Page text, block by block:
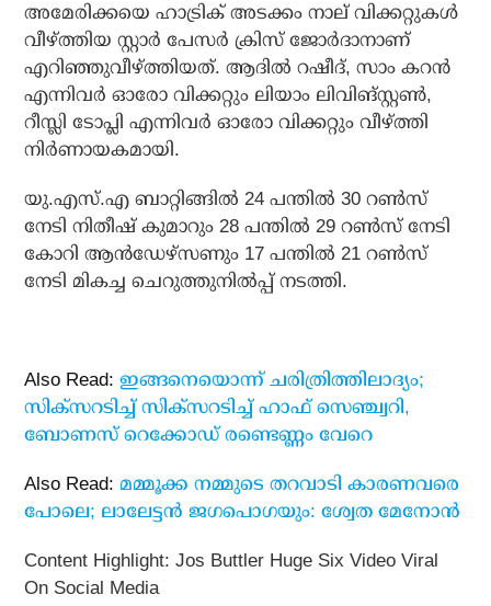
അമേരിക്കയെ ഹാട്രിക് അടക്കം നാല് വിക്കറ്റുകള്‍
വീഴ്ത്തിയ സ്റ്റാര്‍ പേസര്‍ ക്രിസ് ജോര്‍ദാനാണ്
എറിഞ്ഞുവീഴ്ത്തിയത്. ആദില്‍ റഷീദ്, സാം കറന്‍
എന്നിവര്‍ ഓരോ വിക്കറ്റും ലിയാം ലിവിങ്സ്റ്റണ്‍,
റീസ്ലി ടോപ്ലി എന്നിവര്‍ ഓരോ വിക്കറ്റും വീഴ്ത്തി
നിര്‍ണായകമായി.
യു.എസ്.എ ബാറ്റിങ്ങില്‍ 24 പന്തില്‍ 30 റണ്‍സ്
നേടി നിതീഷ് കുമാറും 28 പന്തില്‍ 29 റണ്‍സ് നേടി
കോറി ആന്‍ഡേഴ്‌സണും 17 പന്തില്‍ 21 റണ്‍സ്
നേടി മികച്ച ചെറുത്തുനില്‍പ്പ് നടത്തി.
Also Read:ഇങ്ങനെയൊന്ന് ചരിത്രിത്തിലാദ്യം;
സിക്‌സറടിച്ച് സിക്‌സറടിച്ച് ഹാഫ് സെഞ്ച്വറി,
ബോണസ് റെക്കോഡ് രണ്ടെണ്ണം വേറെ
Also Read: മമ്മൂക്ക നമ്മുടെ തറവാടി കാരണവരെ
പോലെ; ലാലേട്ടന്‍ ജഗപൊഗയും: ശ്വേത മേനോന്‍
Content Highlight: Jos Buttler Huge Six Video Viral
On Social Media